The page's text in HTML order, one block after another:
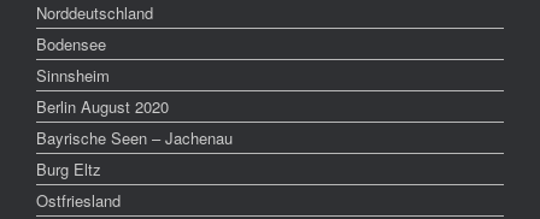
Norddeutschland
Bodensee
Sinnsheim
Berlin August 2020
Bayrische Seen – Jachenau
Burg Eltz
Ostfriesland